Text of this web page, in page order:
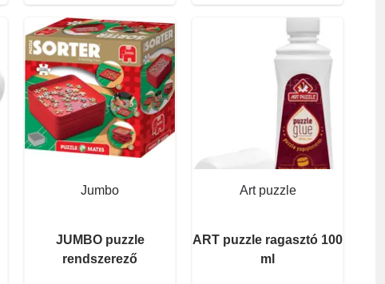
Jumbo
JUMBO puzzle
rendszerező
Art puzzle
ART puzzle ragasztó 100
ml